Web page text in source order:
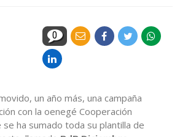
0
un año más, una campaña
con la oenegé Cooperación
se ha sumado toda su plantilla de